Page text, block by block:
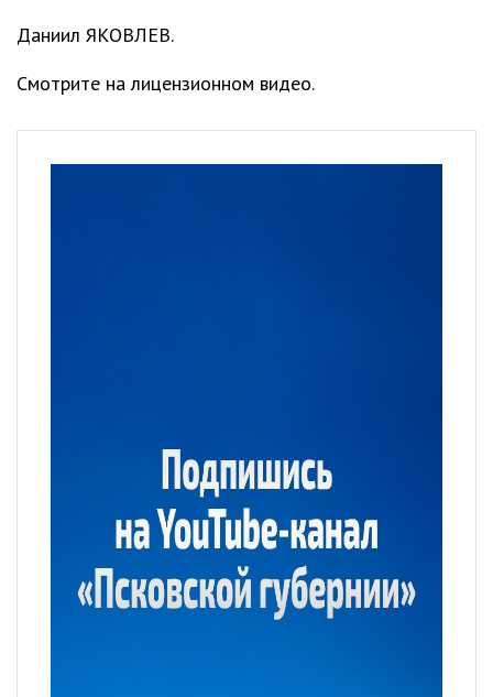
Даниил ЯКОВЛЕВ.
Смотрите на лицензионном видео.